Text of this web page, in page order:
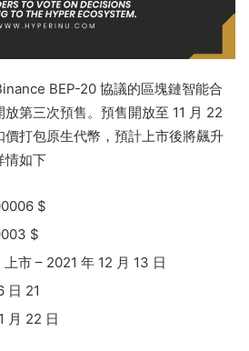
BEP-20 協議的區塊鏈智能合
第三次預售。 預售開放至 11 月 22
價打包原生代幣，預計上市後將飆升
情如下
$
$
市 – 2021 年 12 月 13 日
日 21
月 22 日